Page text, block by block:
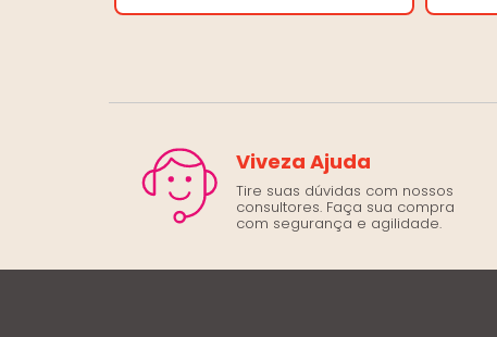
Viveza Ajuda
Tire suas dúvidas com nossos
consultores. Faça sua compra
com segurança e agilidade.